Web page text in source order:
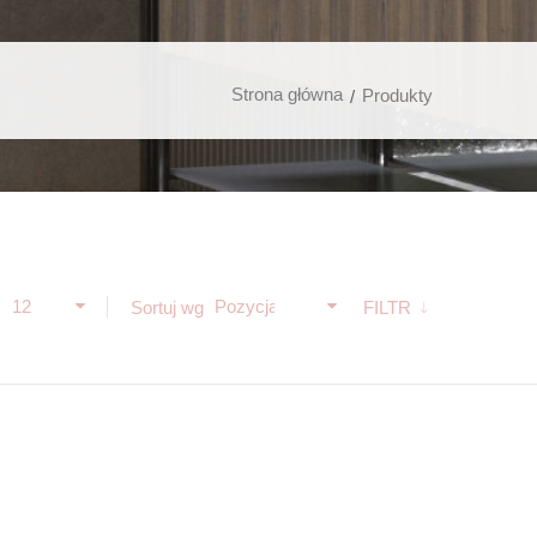
Strona główna Produkty
Sortuj wg Pozycja FILTR
12